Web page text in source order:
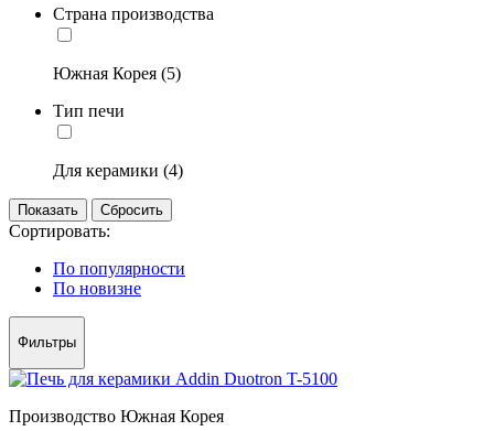
Страна производства
Южная Корея (5)
Тип печи
Для керамики (4)
Сортировать:
По популярности
По новизне
Фильтры
Производство Южная Корея